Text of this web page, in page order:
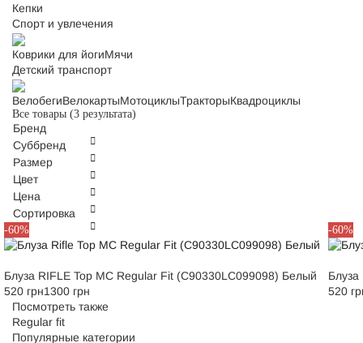
Кепки
Спорт и увлечения
Коврики для йогиМячи
Детский транспорт
ВелобегиВелокартыМотоциклыТракторыКвадроциклы
Все товары (3 результата)
Бренд
Суббренд
Размер
Цвет
Цена
Сортировка
-60%
ML
Блуза RIFLE Top MC Regular Fit (C90330LC099098) Белый
520 грн1300 грн
-60%
SML
520
Посмотреть также
Regular fit
Популярные категории